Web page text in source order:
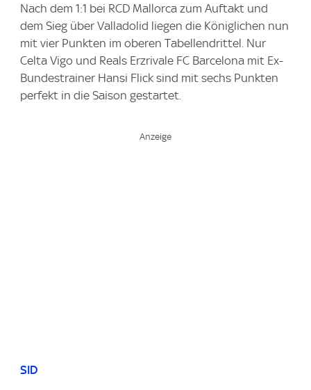
Nach dem 1:1 bei RCD Mallorca zum Auftakt und
dem Sieg über Valladolid liegen die Königlichen nun
mit vier Punkten im oberen Tabellendrittel. Nur
Celta Vigo und Reals Erzrivale FC Barcelona mit Ex-
Bundestrainer Hansi Flick sind mit sechs Punkten
perfekt in die Saison gestartet.
SID